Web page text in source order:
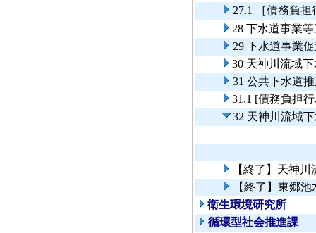
27.1 ［債務負
28 下水道事業
29 下水道事業
30 天神川流域
31 公共下水道
31.1 [債務負担
32 天神川流域
【終了】天神
【終了】東郷
衛生環境研究所
循環型社会推進課